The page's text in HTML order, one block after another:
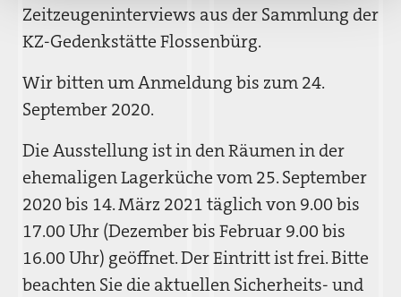
Zeitzeugeninterviews aus der Sammlung der
KZ-Gedenkstätte Flossenbürg.
Wir bitten um Anmeldung bis zum 24.
September 2020.
Die Ausstellung ist in den Räumen in der
ehemaligen Lagerküche vom 25. September
2020 bis 14. März 2021 täglich von 9.00 bis
17.00 Uhr (Dezember bis Februar 9.00 bis
16.00 Uhr) geöffnet. Der Eintritt ist frei. Bitte
beachten Sie die aktuellen Sicherheits- und